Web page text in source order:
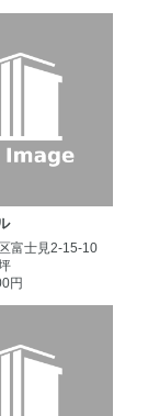
富士見2-15-10
円